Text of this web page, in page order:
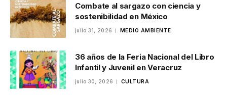
Combate al sargazo con ciencia y
sostenibilidad en México
julio 31, 2026 MEDIO AMBIENTE
36 años de la Feria Nacional del Libro
Infantil y Juvenil en Veracruz
julio 30, 2026 CULTURA